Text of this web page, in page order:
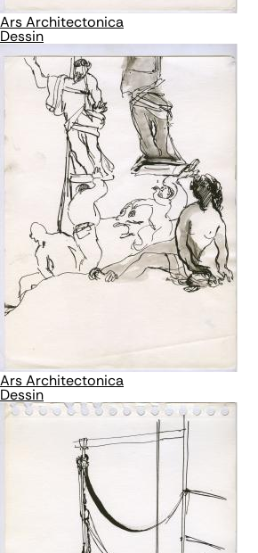
Ars Architectonica
Dessin
Ars Architectonica
Dessin